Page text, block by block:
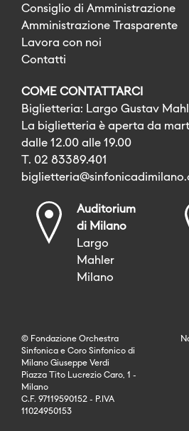
Consiglio di Amministrazione
Amministrazione Trasparente
Lavora con noi
Contatti
COME CONTATTARCI
Biglietteria: Largo Gustav
La biglietteria è aperta da
dalle 12.00 alle 19.00
T. 02 83389.401
Auditorium
di Milano
Largo
Mahler
Milano
© Fondazione Orchestra
Sinfonica e Coro Sinfonico di
Milano Giuseppe Verdi
Piazza Tito Lucrezio Caro, 1 -
Milano
C.F. 97119590152 - P.IVA
11024950153